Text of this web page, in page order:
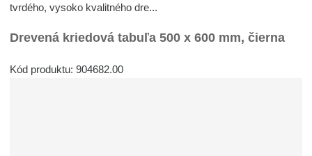
tvrdého, vysoko kvalitného dre...
Drevená kriedová tabuľa 500 x 600 mm, čierna
Kód produktu: 904682.00